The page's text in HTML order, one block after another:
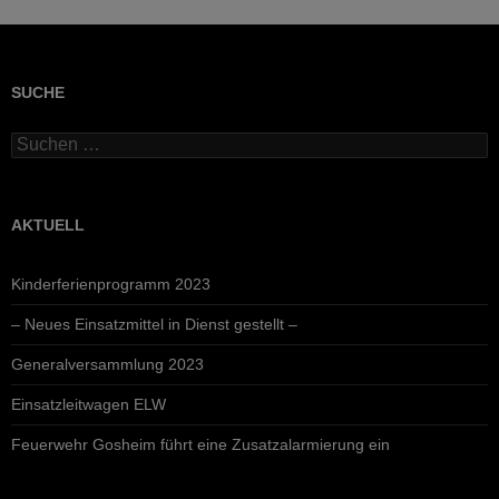
SUCHE
Suchen
nach:
AKTUELL
Kinderferienprogramm 2023
– Neues Einsatzmittel in Dienst gestellt –
Generalversammlung 2023
Einsatzleitwagen ELW
Feuerwehr Gosheim führt eine Zusatzalarmierung ein